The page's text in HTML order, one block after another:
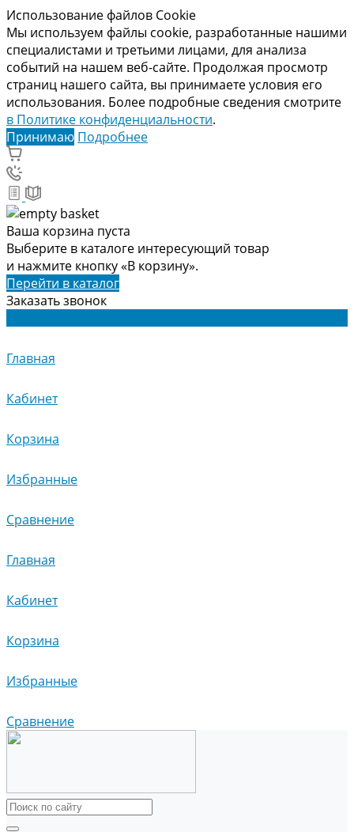
Использование файлов Cookie
Мы используем файлы cookie, разработанные нашими
специалистами и третьими лицами, для анализа
событий на нашем веб-сайте. Продолжая просмотр
страниц нашего сайта, вы принимаете условия его
использования. Более подробные сведения смотрите
в Политике конфиденциальности.
Принимаю Подробнее
Ваша корзина пуста
Выберите в каталоге интересующий товар
и нажмите кнопку «В корзину».
Перейти в каталог
Заказать звонок
Главная
Кабинет
Корзина
Избранные
Сравнение
Главная
Кабинет
Корзина
Избранные
Сравнение